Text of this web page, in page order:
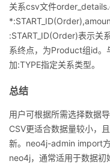
关系csv文件
:START_ID(Order)表示关
系终点，为Product组id。
加:TYPE指定关系类型。
总结
用户可根据所需选择数据
CSV更适合数据量较小，
新。neo4j-admin import
neo4j，通常适用于数据